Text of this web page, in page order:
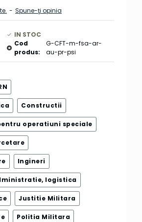
- Spune-ţi opinia
IN STOC
Cod
produs:
G-CFT-m-fsa-ar-
au-pr-psi
Constructii
operatiuni speciale
Ingineri
logistica
Justitie Militara
Politia Militara